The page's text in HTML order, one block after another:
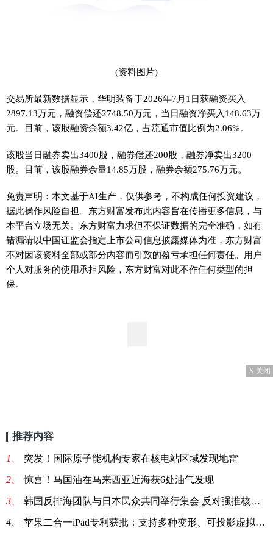
(资料图片)
交易所最新数据显示，华明装备于2026年7月1日获融资买入
2897.13万元，融资偿还2748.50万元，当日融资净买入148.63万
元。目前，该股融资余额3.42亿，占流通市值比例为2.06%。
该股当日融券卖出3400股，融券偿还200股，融券净卖出3200
股。目前，该股融券余量14.85万股，融券余额275.76万元。
免责声明：本文基于AI生产，仅供参考，不构成任何投资建议，
据此操作风险自担。东方财富发布此内容旨在传播更多信息，与
本平台立场无关。东方财富力求但不保证数据的完全准确，如有
错漏请以中国证监会指定上市公司信息披露媒体为准，东方财富
不对因该资料全部或部分内容而引致的盈亏承担任何责任。用户
个人对服务的使用承担风险，东方财富对此不作任何类型的担
保。
X 关闭
推荐内容
1、 突发！国际原子能机构专家在核电站区域发现地雷
2、 惊喜！马国油在马来西亚近海获6处油气发现
3、 韩国反排海团队与日本民众共同举行集会 反对强推核污染水排海
4、 苹果二合一iPad专利获批：支持多种变形、可投影虚拟键盘